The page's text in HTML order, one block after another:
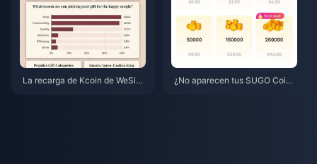
La recarga de Kcoin de WeSing
¿No aparecen tus SUGO Coins